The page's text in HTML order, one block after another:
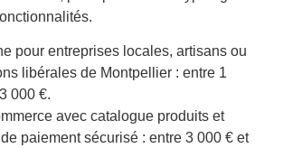
pour entreprises locales, artisans ou
libérales de Montpellier : entre 1
000 €.
avec catalogue produits et
paiement sécurisé : entre 3 000 € et